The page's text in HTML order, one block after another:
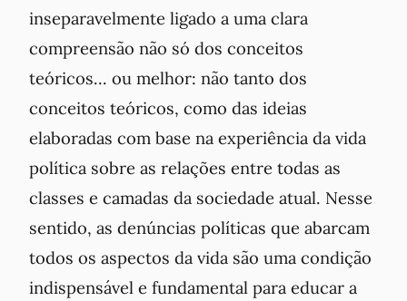
inseparavelmente ligado a uma clara
compreensão não só dos conceitos
teóricos... ou melhor: não tanto dos
conceitos teóricos, como das ideias
elaboradas com base na experiência da vida
política sobre as relações entre todas as
classes e camadas da sociedade atual. Nesse
sentido, as denúncias políticas que abarcam
todos os aspectos da vida são uma condição
indispensável e fundamental para educar a